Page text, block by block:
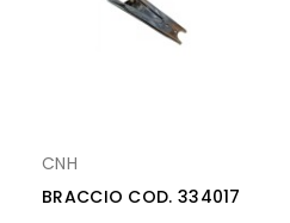
CNH
BRACCIO COD. 334017